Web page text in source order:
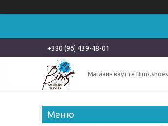
+380 (96) 439-48-01
Магазин взуття Bims.shoes